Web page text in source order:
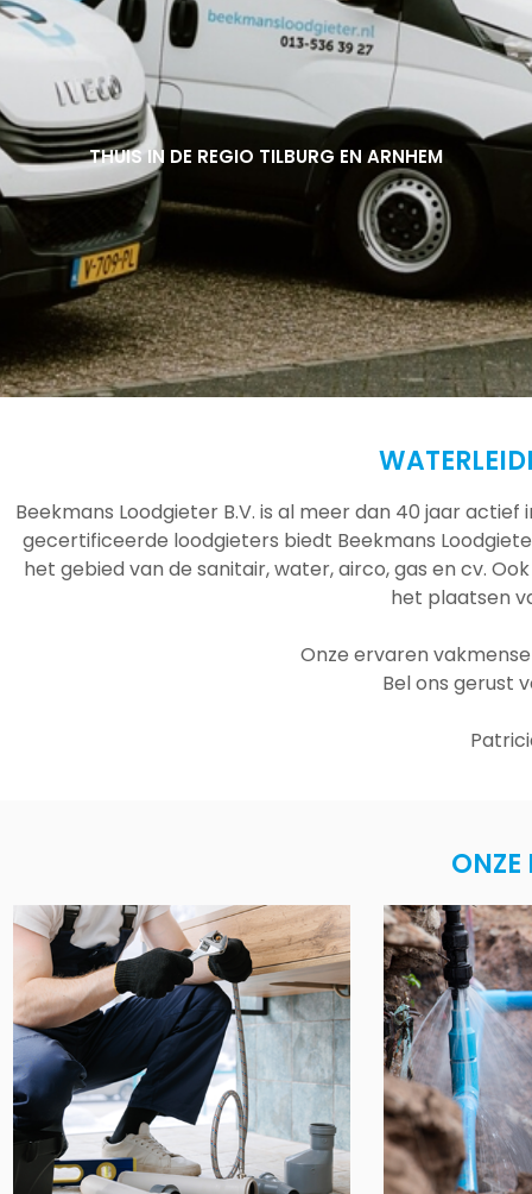
THUIS IN DE REGIO TILBURG EN ARNHEM
THUIS IN DE REGIO TILBURG EN ARNHEM
THUIS IN DE REGIO TILBURG EN ARNHEM
Beekmans Loodgieter B.V. is al meer dan 40 jaar
gecertificeerde loodgieters biedt Beekmans
het gebied van de sanitair, water, airco, gas en cv.
het plaatsen
Onze ervaren
Bel ons gerust
ONZE